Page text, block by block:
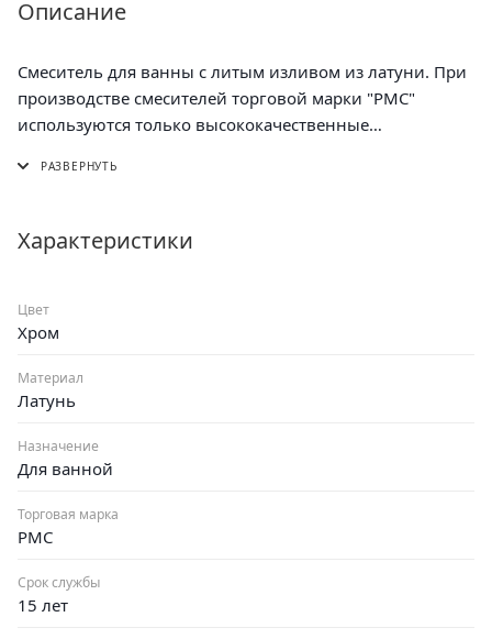
Описание
Смеситель для ванны с литым изливом из латуни. При
производстве смесителей торговой марки "РМС"
используются только высококачественные
Крепление: настенное.
Характеристики
Цвет
Хром
Материал
Латунь
Назначение
Для ванной
Торговая марка
РМС
Срок службы
15 лет